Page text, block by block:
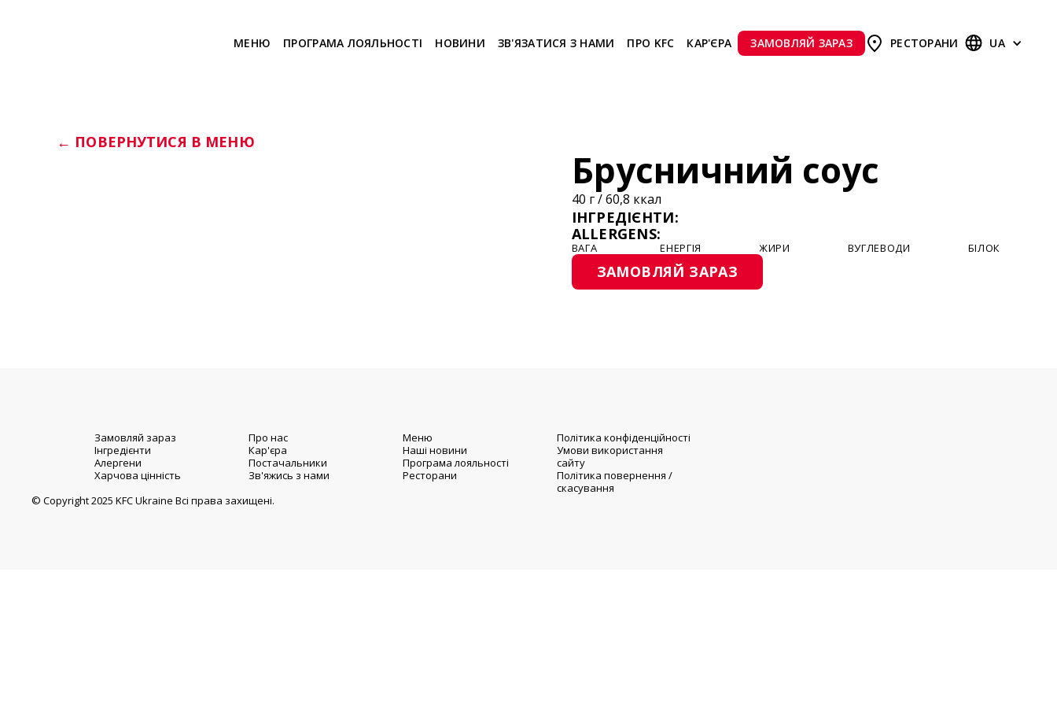
МЕНЮ ПРОГРАМА ЛОЯЛЬНОСТІ НОВИНИ ЗВ'ЯЗАТИСЯ З НАМИ ПРО KFC КАР'ЄРА ЗАМОВЛЯЙ ЗАРАЗ РЕСТОРАНИ UA
← ПОВЕРНУТИСЯ В МЕНЮ
Брусничний соус
40 г / 60,8 ккал
ІНГРЕДІЄНТИ:
ALLERGENS:
ВАГА ЕНЕРГІЯ ЖИРИ ВУГЛЕВОДИ БІЛОК
ЗАМОВЛЯЙ ЗАРАЗ
Замовляй зараз
Інгредієнти
Алергени
Харчова цінність
Про нас
Кар'єра
Постачальники
Зв'яжись з нами
Меню
Наші новини
Програма лояльності
Ресторани
Політика конфіденційності
Умови використання
сайту
Політика повернення /
скасування
© Copyright 2025 KFC Ukraine Всі права захищені.